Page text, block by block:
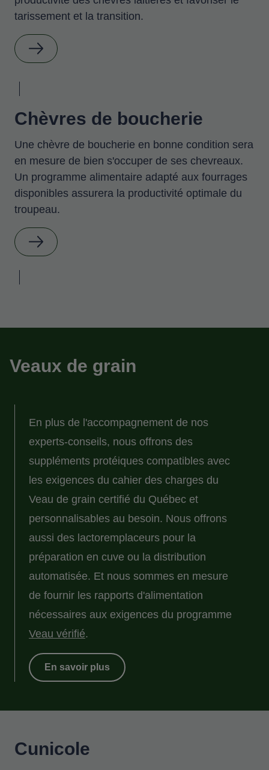
tarissement et la transition.
Chèvres de boucherie
Une chèvre de boucherie en bonne condition sera
en mesure de bien s'occuper de ses chevreaux.
Un programme alimentaire adapté aux fourrages
disponibles assurera la productivité optimale du
troupeau.
Veaux de grain
En plus de l'accompagnement de nos
experts-conseils, nous offrons des
suppléments protéiques compatibles avec
les exigences du cahier des charges du
Veau de grain certifié du Québec et
personnalisables au besoin. Nous offrons
aussi des lactoremplaceurs pour la
préparation en cuve ou la distribution
automatisée. Et nous sommes en mesure
de fournir les rapports d'alimentation
nécessaires aux exigences du programme
Veau vérifié.
En savoir plus
Cunicole